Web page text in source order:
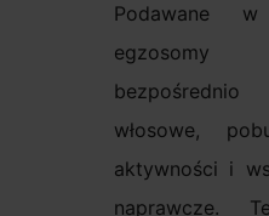
Podawane
włosowe,
aktywności i
naprawcze.